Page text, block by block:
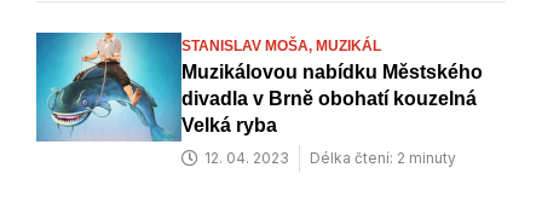
STANISLAV MOŠA, MUZIKÁL
Muzikálovou nabídku Městského
divadla v Brně obohatí kouzelná
Velká ryba
12. 04. 2023 Délka čtení: 2 minuty